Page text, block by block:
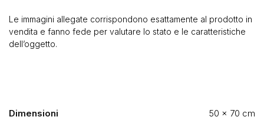
Le immagini allegate corrispondono esattamente al prodotto in
vendita e fanno fede per valutare lo stato e le caratteristiche
dell’oggetto.
Dimensioni 50 × 70 cm